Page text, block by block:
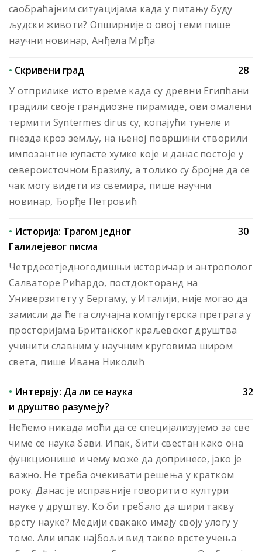
саобраћајним ситуацијама када у питању буду
људски животи? Опширније о овој теми пише
научни новинар, Анђела Мрђа
• Скривени град
28
У отприлике исто време када су древни Египћани
градили своје грандиозне пирамиде, ови омалени
термити Syntermes dirus су, копајући тунеле и
гнезда кроз земљу, на њеној површини створили
импозантне купасте хумке које и данас постоје у
североисточном Бразилу, а толико су бројне да се
чак могу видети из свемира, пише научни
новинар, Ђорђе Петровић
• Историја: Трагом једног
Галилејевог писма
30
Четрдесетједногодишњи историчар и антрополог
Салваторе Рићардо, постдокторанд на
Универзитету у Бергаму, у Италији, није могао да
замисли да ће га случајна компјутерска претрага у
просторијама Британског краљевског друштва
учинити славним у научним круговима широм
света, пише Ивана Николић
• Интервју: Да ли се наука
и друштво разумеју?
32
Нећемо никада моћи да се специјализујемо за све
чиме се наука бави. Ипак, бити свестан како она
функционише и чему може да допринесе, јако је
важно. Не треба очекивати решења у кратком
року. Данас је исправније говорити о култури
науке у друштву. Ко би требало да шири такву
врсту науке? Медији свакако имају своју улогу у
томе. Али ипак најбољи вид такве врсте учења